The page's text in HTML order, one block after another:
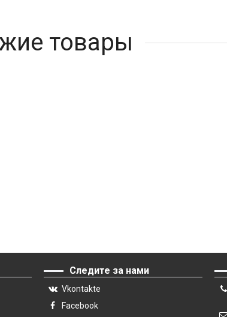
товары
Следите за нами
Vkontakte
Facebook